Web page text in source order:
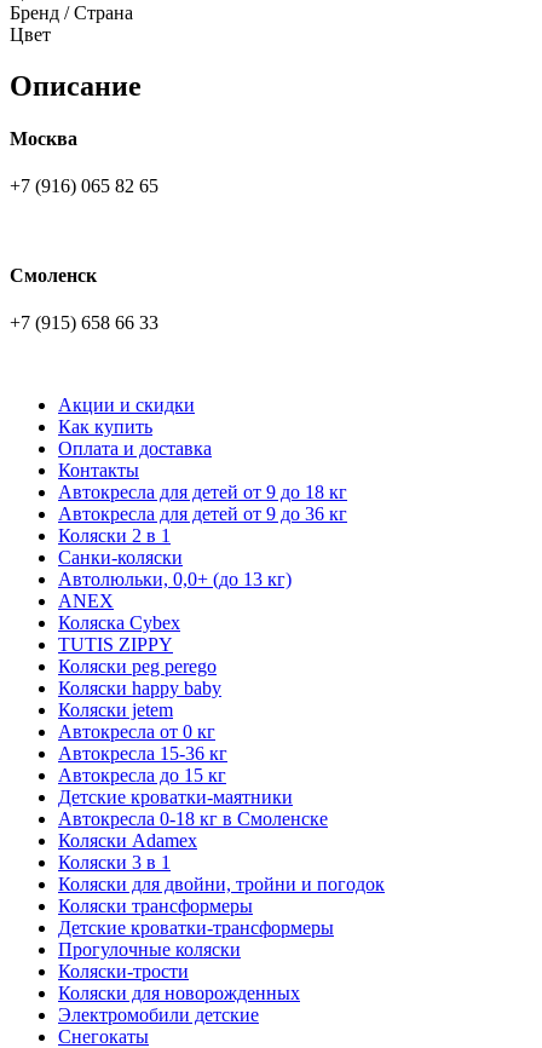
Бренд / Страна
Цвет
Описание
Москва
+7 (916) 065 82 65
Смоленск
+7 (915) 658 66 33
Акции и скидки
Как купить
Оплата и доставка
Контакты
Автокресла для детей от 9 до 18 кг
Автокресла для детей от 9 до 36 кг
Коляски 2 в 1
Санки-коляски
Автолюльки, 0,0+ (до 13 кг)
ANEX
Коляска Cybex
TUTIS ZIPPY
Коляски peg perego
Коляски happy baby
Коляски jetem
Автокресла от 0 кг
Автокресла 15-36 кг
Автокресла до 15 кг
Детские кроватки-маятники
Автокресла 0-18 кг в Смоленске
Коляски Adamex
Коляски 3 в 1
Коляски для двойни, тройни и погодок
Коляски трансформеры
Детские кроватки-трансформеры
Прогулочные коляски
Коляски-трости
Коляски для новорожденных
Электромобили детские
Снегокаты